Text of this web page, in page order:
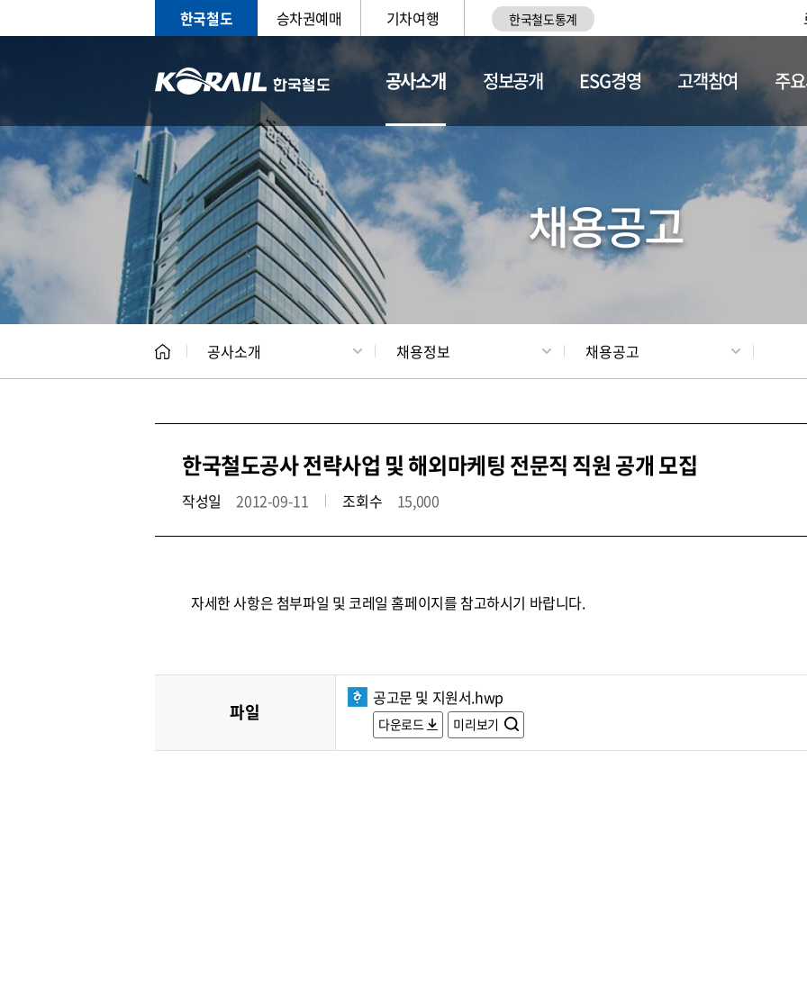
한국철도 승차권예매 기차여행 한국철도통계
공사소개
CEO 일반현황 채용정보
정보공개 ESG경영 고객참여 주
채용공고
공사소개 채용정보 채용공고
한국철도공사 전략사업 및 해외마케팅 전문직 직원 공개 모집
작성일 2012-09-11 조회수 15,000
자세한 사항은 첨부파일 및 코레일 홈페이지를 참고하시기 바랍니다.
파일
공고문 및 지원서.hwp
다운로드 미리보기